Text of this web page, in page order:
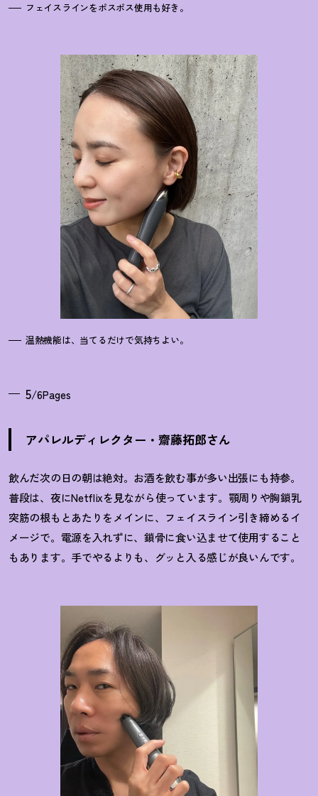
フェイスラインをポスポス使用も好き。
温熱機能は、当てるだけで気持ちよい。
5/6Pages
アパレルディレクター・齋藤拓郎さん
飲んだ次の日の朝は絶対。お酒を飲む事が多い出張にも持参。
普段は、夜にNetflixを見ながら使っています。顎周りや胸鎖乳
突筋の根もとあたりをメインに、フェイスライン引き締めるイ
メージで。電源を入れずに、鎖骨に食い込ませて使用すること
もあります。手でやるよりも、グッと入る感じが良いんです。